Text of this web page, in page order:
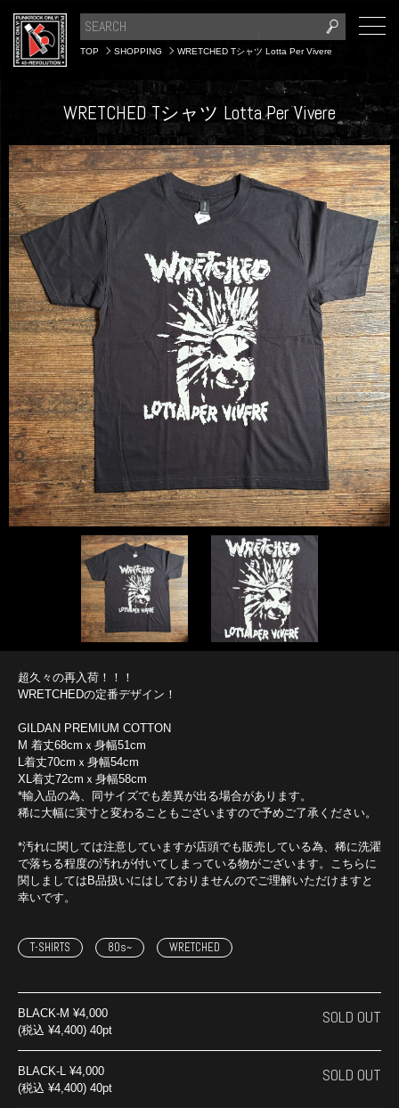
TOP SHOPPING WRETCHED Tシャツ Lotta Per Vivere
WRETCHED Tシャツ Lotta Per Vivere
超久々の再入荷！！！
WRETCHEDの定番デザイン！
GILDAN PREMIUM COTTON
M 着丈68cmｘ身幅51cm
L着丈70cmｘ身幅54cm
XL着丈72cmｘ身幅58cm
*輸入品の為、同サイズでも差異が出る場合があります。
稀に大幅に実寸と変わることもございますので予めご了承ください。
*汚れに関しては注意していますが店頭でも販売している為、稀に洗濯
で落ちる程度の汚れが付いてしまっている物がございます。こちらに
関しましてはB品扱いにはしておりませんのでご理解いただけますと
幸いです。
T-SHIRTS 80s~ WRETCHED
BLACK-M ¥4,000
(税込 ¥4,400) 40pt
SOLD OUT
BLACK-L ¥4,000
(税込 ¥4,400) 40pt
SOLD OUT